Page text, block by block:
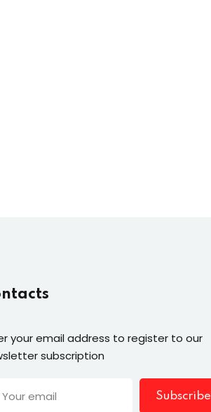
your email address to register to our
subscription
Subscribe